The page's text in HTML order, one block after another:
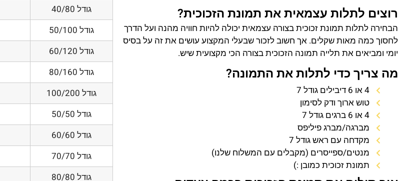
רוצים לתלות עצמאית את תמונת הזכוכית?
הבחירה לתלות תמונת זכוכית בצורה עצמאית יכולה להיות חוויה מהנה ועל הדרך
לחסוך כמה מאות שקלים. אך חשוב לזכור שבעלי המקצוע עושים את זה על בסיס
יומי ומביאים את תלייה תמונה הזכוכית בצורה הכי מקצועית שיש.
מה צריך כדי לתלות את התמונה?
4 או 6 דיבילים גודל 7
טוש ארוך ודק לסימון
4 או 6 ברגים גודל 7
מברגה/מברג פיליפס
מקדחה עם ראש גודל 7
מנטים/ספייסרים (מקבלים עם המשלוח שלנו)
תמונת זכוכית כמובן :)
גודל 40/80
גודל 50/100
גודל 60/120
גודל 80/160
גודל 100/200
גודל 50/50
גודל 60/60
גודל 70/70
גודל 80/80